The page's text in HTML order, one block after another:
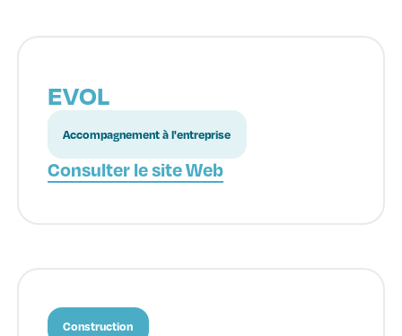
EVOL
Accompagnement à l'entreprise
Consulter le site Web
Construction